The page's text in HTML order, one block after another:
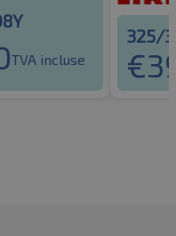
TVA incluse
325/
€